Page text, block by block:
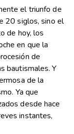
el triunfo de
20 siglos, sino el
de hoy, los
en que la
de
bautismales. Y
de la
Ya que
desde hace
instantes,